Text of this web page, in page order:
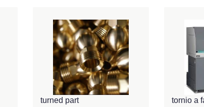
turned part tornio a